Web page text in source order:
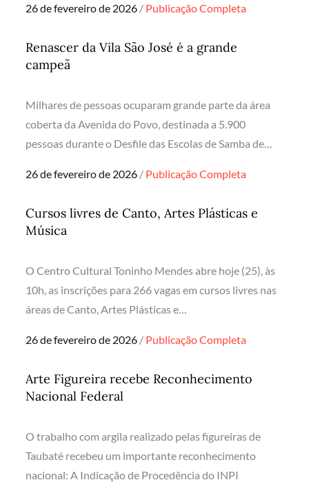
Posted
26 de fevereiro de 2026 Publicação Completa
Renascer da Vila São José é a grande
campeã
Milhares de pessoas ocuparam grande parte da área
coberta da Avenida do Povo, destinada a 5.900
pessoas durante o Desfile das Escolas de Samba de…
Posted
26 de fevereiro de 2026 Publicação Completa
Cursos livres de Canto, Artes Plásticas e
Música
O Centro Cultural Toninho Mendes abre hoje (25), às
10h, as inscrições para 266 vagas em cursos livres nas
áreas de Canto, Artes Plásticas e…
Posted
26 de fevereiro de 2026 Publicação Completa
Arte Figureira recebe Reconhecimento
Nacional Federal
O trabalho com argila realizado pelas figureiras de
Taubaté recebeu um importante reconhecimento
nacional: A Indicação de Procedência do INPI